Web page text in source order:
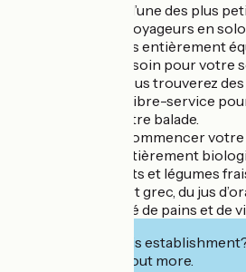
Choisissez parmi l’une des plus
simples pour les voyageurs en
grandes chambres entièrement
dont vous avez besoin pour votre
À votre arrivée, vous trouverez
des collations en libre-service
l’énergie après votre balade.
N’oubliez pas de commencer
petit-déjeuner entièrement
fromages, des fruits et légumes
granolas, du yaourt grec, du jus
pressé, une variété de pains et de
Interested in this
to book or find out more.